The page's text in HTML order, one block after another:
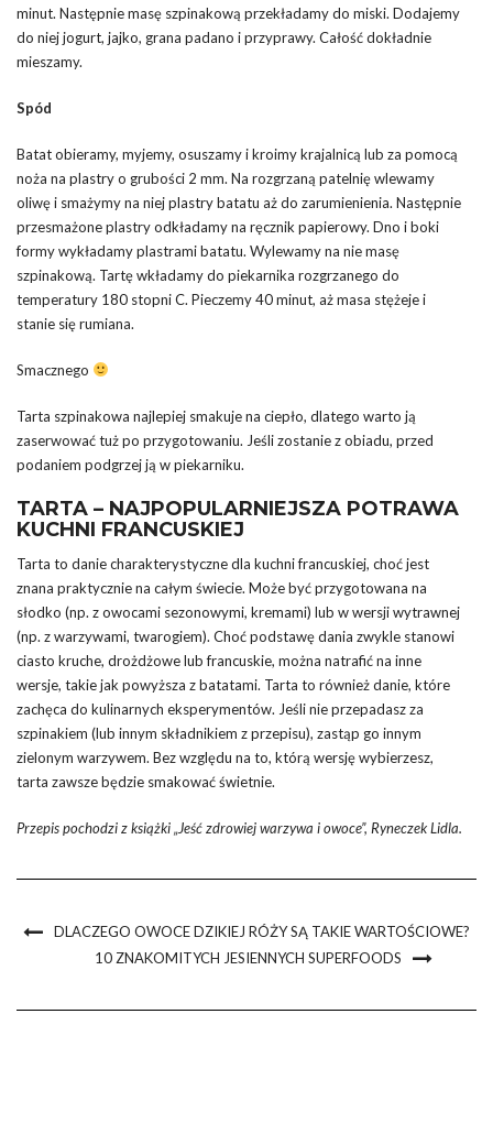
minut. Następnie masę szpinakową przekładamy do miski. Dodajemy
do niej jogurt, jajko, grana padano i przyprawy. Całość dokładnie
mieszamy.
Spód
Batat obieramy, myjemy, osuszamy i kroimy krajalnicą lub za pomocą
noża na plastry o grubości 2 mm. Na rozgrzaną patelnię wlewamy
oliwę i smażymy na niej plastry batatu aż do zarumienienia. Następnie
przesmażone plastry odkładamy na ręcznik papierowy. Dno i boki
formy wykładamy plastrami batatu. Wylewamy na nie masę
szpinakową. Tartę wkładamy do piekarnika rozgrzanego do
temperatury 180 stopni C. Pieczemy 40 minut, aż masa stężeje i
stanie się rumiana.
Smacznego
Tarta szpinakowa najlepiej smakuje na ciepło, dlatego warto ją
zaserwować tuż po przygotowaniu. Jeśli zostanie z obiadu, przed
podaniem podgrzej ją w piekarniku.
TARTA – NAJPOPULARNIEJSZA POTRAWA
KUCHNI FRANCUSKIEJ
Tarta to danie charakterystyczne dla kuchni francuskiej, choć jest
znana praktycznie na całym świecie. Może być przygotowana na
słodko (np. z owocami sezonowymi, kremami) lub w wersji wytrawnej
(np. z warzywami, twarogiem). Choć podstawę dania zwykle stanowi
ciasto kruche, drożdżowe lub francuskie, można natrafić na inne
wersje, takie jak powyższa z batatami. Tarta to również danie, które
zachęca do kulinarnych eksperymentów. Jeśli nie przepadasz za
szpinakiem (lub innym składnikiem z przepisu), zastąp go innym
zielonym warzywem. Bez względu na to, którą wersję wybierzesz,
tarta zawsze będzie smakować świetnie.
Przepis pochodzi z książki „Jeść zdrowiej warzywa i owoce”, Ryneczek Lidla.
DLACZEGO OWOCE DZIKIEJ RÓŻY SĄ TAKIE WARTOŚCIOWE?
10 ZNAKOMITYCH JESIENNYCH SUPERFOODS